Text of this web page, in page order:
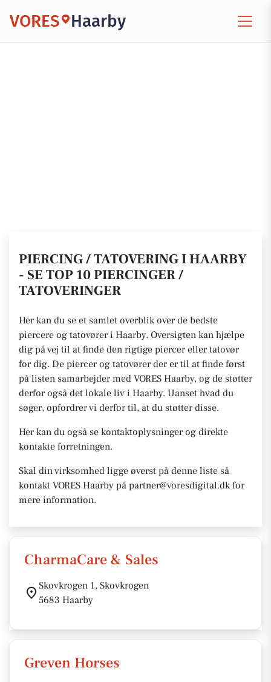
VORES Haarby
PIERCING / TATOVERING I HAARBY
- SE TOP 10 PIERCINGER /
TATOVERINGER
Her kan du se et samlet overblik over de bedste
piercere og tatovører i Haarby. Oversigten kan hjælpe
dig på vej til at finde den rigtige piercer eller tatovør
for dig. De piercer og tatovører der er til at finde først
på listen samarbejder med VORES Haarby, og de støtter
derfor også det lokale liv i Haarby. Uanset hvad du
søger, opfordrer vi derfor til, at du støtter disse.
Her kan du også se kontaktoplysninger og direkte
kontakte forretningen.
Skal din virksomhed ligge øverst på denne liste så
kontakt VORES Haarby på partner@voresdigital.dk for
mere information.
CharmaCare & Sales
Skovkrogen 1, Skovkrogen
5683 Haarby
Greven Horses